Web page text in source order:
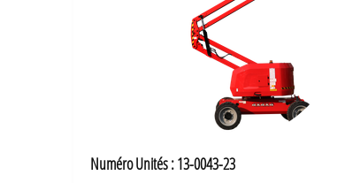
Numéro Unités : 13-0043-23